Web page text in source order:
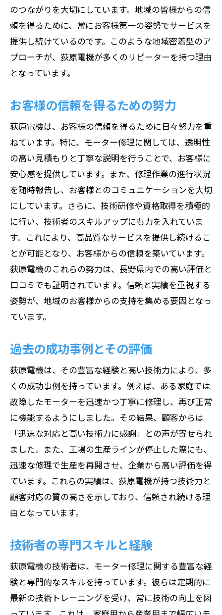
のつながりを大切にしています。地域の皆様からの信
頼を得るために、常にお客様第一の姿勢でサービスを
提供し続けているのです。このような地域密着型のア
プローチが、荻原電機が多くのリピーターを持つ理由
となっています。
お客様の信頼を得るための努力
荻原電機は、お客様の信頼を得るために日々努力を重
ねています。特に、モーター修理に関しては、透明性
の高い見積もりと丁寧な説明を行うことで、お客様に
安心感を提供しています。また、修理作業の進行状況
を随時報告し、お客様とのコミュニケーションを大切
にしています。さらに、技術研修や資格取得を積極的
に行い、技術者のスキルアップにも力を入れていま
す。これにより、高品質なサービスを提供し続けるこ
とが可能となり、お客様からの信頼を築いています。
荻原電機のこれらの努力は、長野県内での高い評価と
口コミでも証明されています。信頼と実績を重視する
姿勢が、地域のお客様からの支持を集める要因となっ
ています。
過去の成功事例とその評価
荻原電機は、その豊富な経験と高い技術力により、多
くの成功事例を持っています。例えば、ある家庭では
故障したモーターを迅速かつ丁寧に修理し、再び正常
に機能するようにしました。その結果、顧客からは
「迅速な対応と高い技術力に感謝」との声が寄せられ
ました。また、工場の生産ラインが停止した際にも、
迅速な修理で生産を再開させ、企業から高い評価を得
ています。これらの実績は、荻原電機が持つ技術力と
顧客対応の質の高さを示しており、信頼され続ける理
由となっています。
技術者の専門スキルと経験
荻原電機の技術者は、モーター修理に関する豊富な経
験と専門的なスキルを持っています。彼らは定期的に
最新の技術トレーニングを受け、常に技術の向上を図